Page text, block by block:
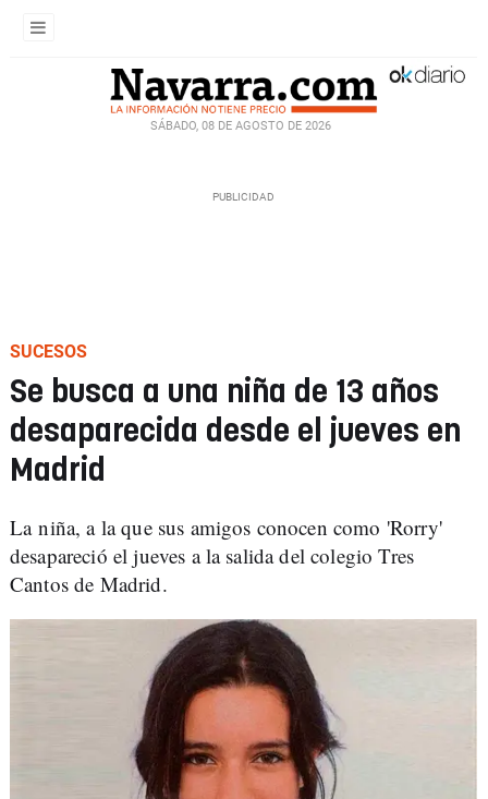
SÁBADO, 08 DE AGOSTO DE 2026
SUCESOS
Se busca a una niña de 13 años
desaparecida desde el jueves en
Madrid
La niña, a la que sus amigos conocen como 'Rorry'
desapareció el jueves a la salida del colegio Tres
Cantos de Madrid.